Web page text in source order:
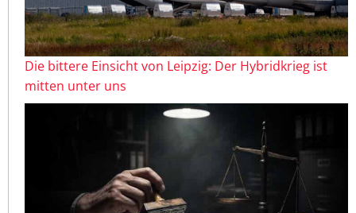
Die bittere Einsicht von Leipzig: Der Hybridkrieg ist
mitten unter uns